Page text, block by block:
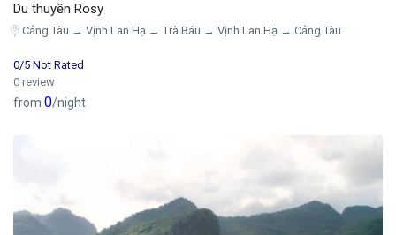
Du thuyền Rosy
Cảng Tàu → Vịnh Lan Hạ → Trà Báu → Vịnh Lan Hạ → Cảng Tàu
0/5 Not Rated
0 review
from 0/night